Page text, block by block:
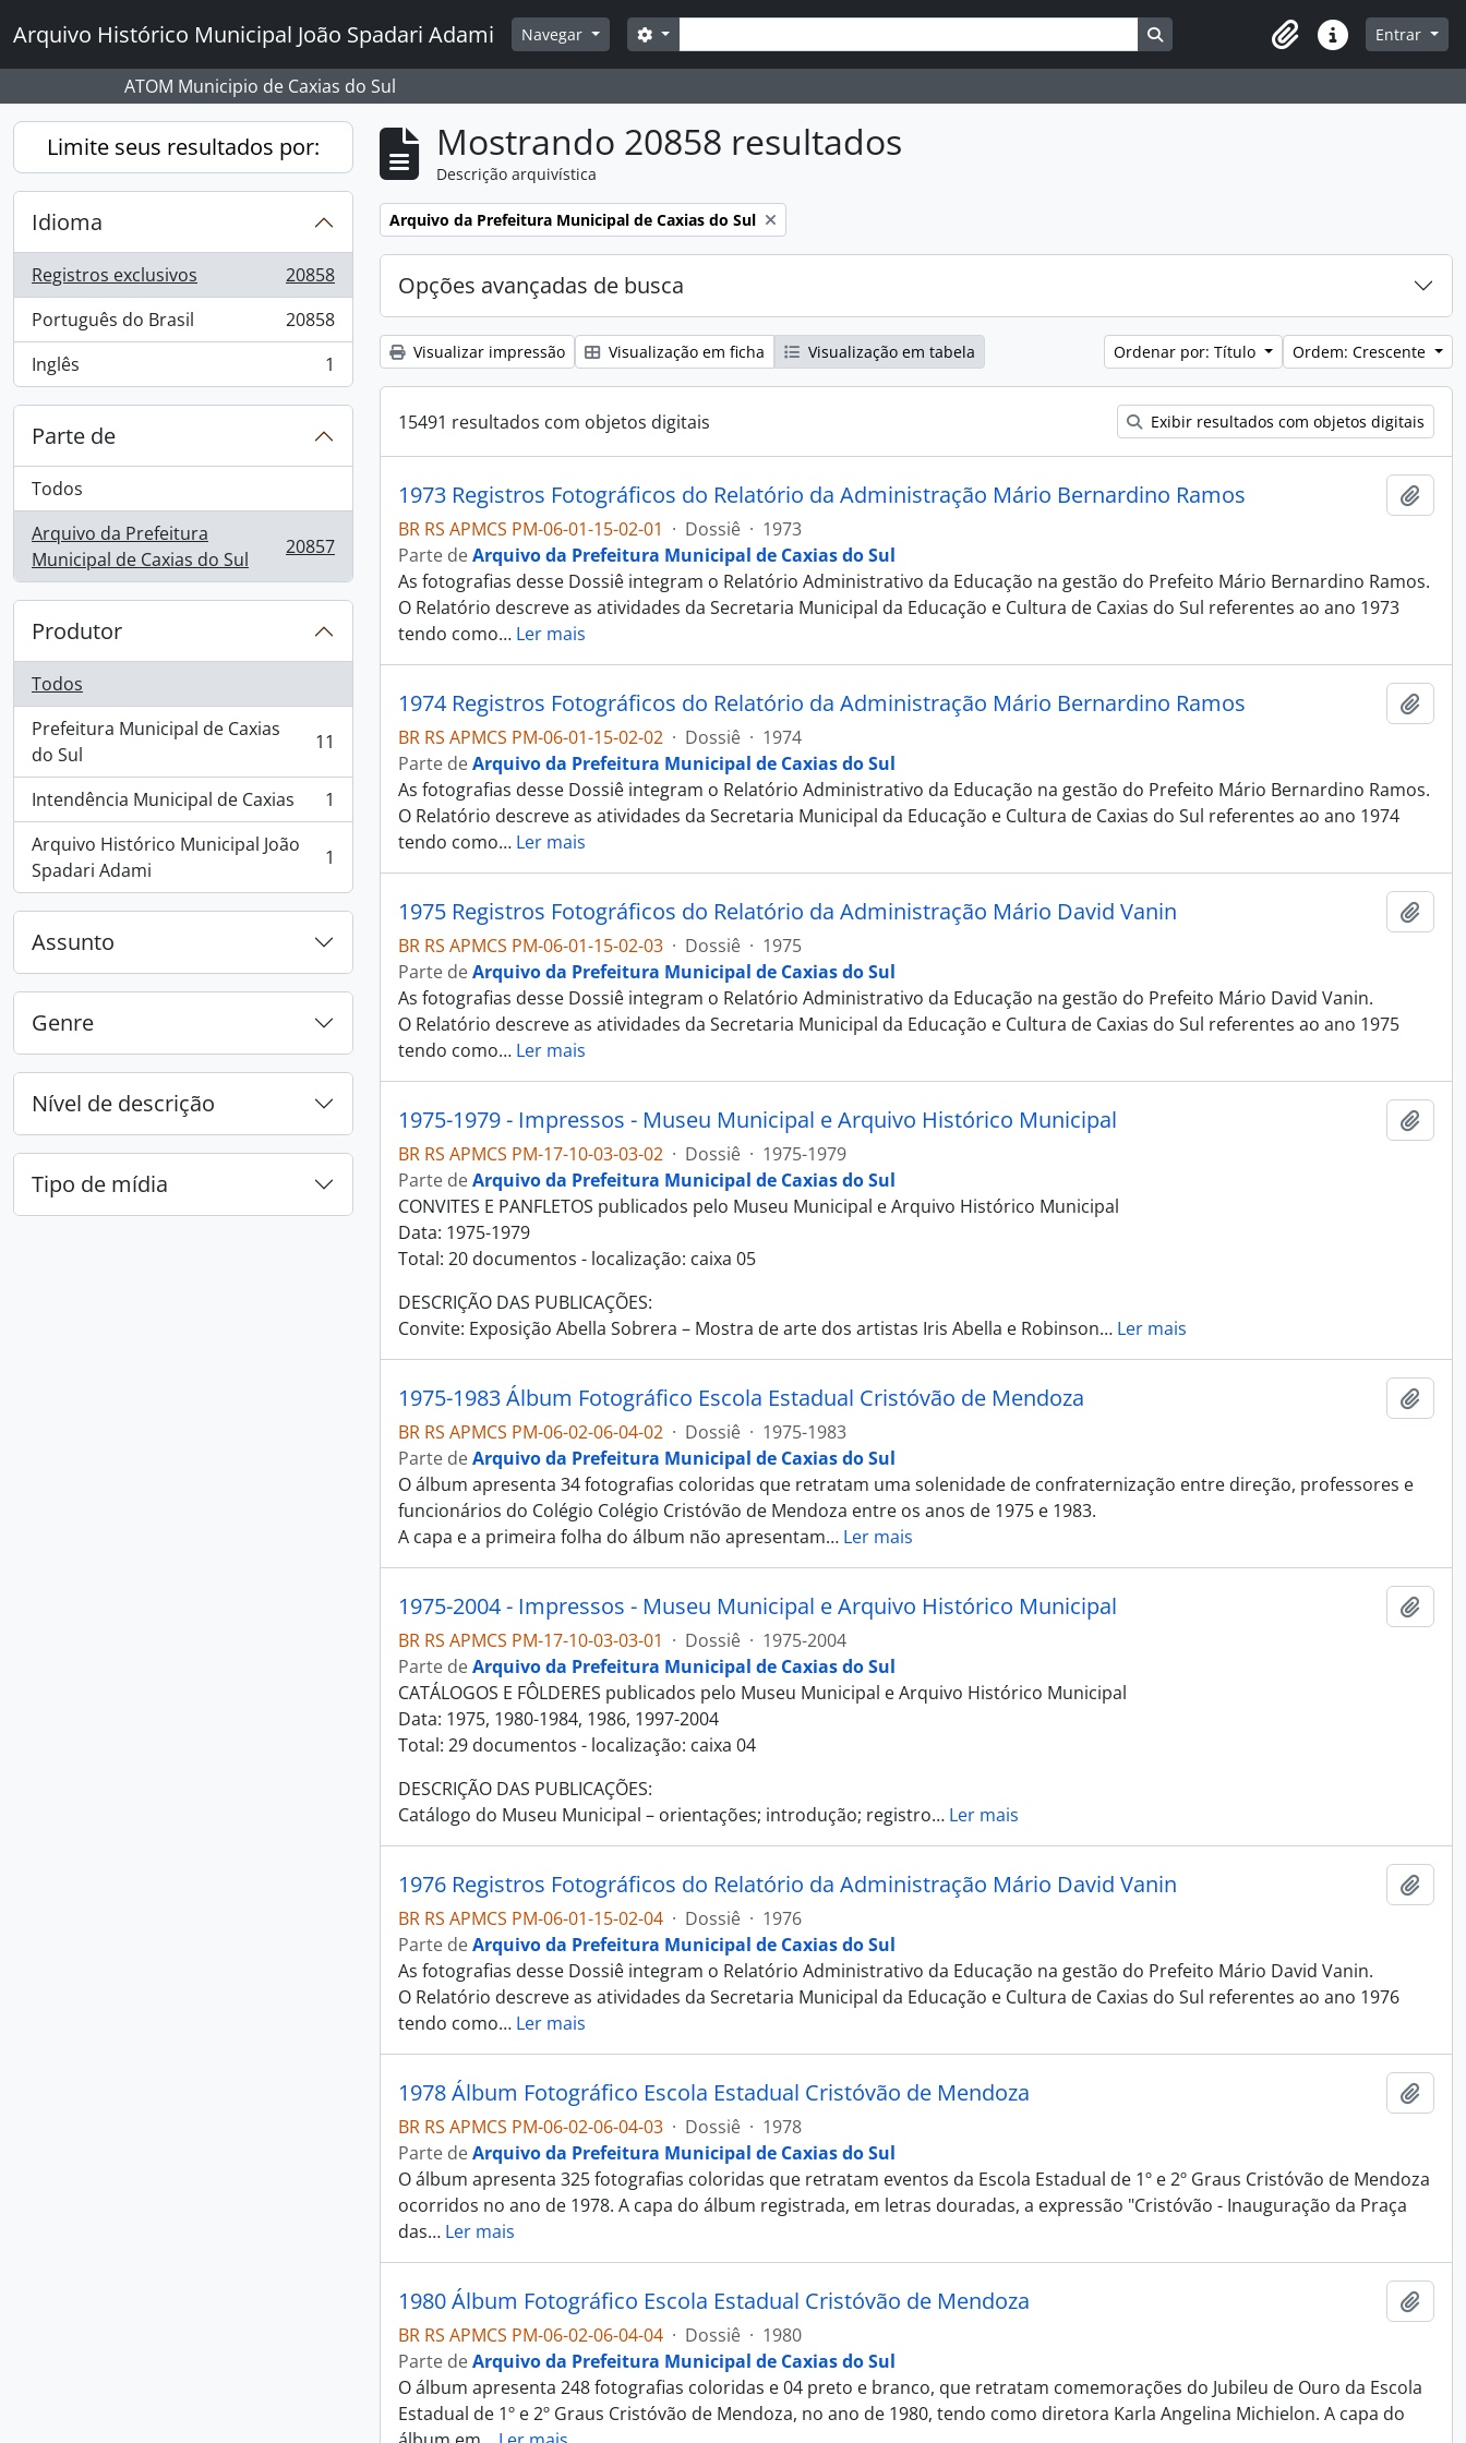
Arquivo Histórico Municipal João Spadari Adami Navegar Buscar
Opções de busca Busque na página de navegação
Atalhos Entrar
ATOM Municipio de Caxias do Sul
Limite seus resultados por:
Idioma
Registros exclusivos
, 20858 resultados
20858
Português do Brasil
, 20858 resultados
20858
Inglês
, 1 resultados 1
Parte de
Todos
Arquivo da Prefeitura
Municipal de Caxias do Sul
, 20857 resultados 20857
Produtor
Todos
Prefeitura Municipal de Caxias
do Sul
, 11 resultados 11
Intendência Municipal de Caxias
, 1 resultados
1
Arquivo Histórico Municipal João
Spadari Adami
, 1 resultados 1
Assunto
Genre
Nível de descrição
Tipo de mídia
Mostrando 20858 resultados
Descrição arquivística
Remover filtro:
Arquivo da Prefeitura Municipal de Caxias do Sul
Opções avançadas de busca
Visualizar impressão Visualização em ficha Visualização em tabela Ordenar por: Título Ordem: Crescente
15491 resultados com objetos digitais Exibir resultados com objetos digitais
1973 Registros Fotográficos do Relatório da Administração Mário Bernardino Ramos
BR RS APMCS PM-06-01-15-02-01 · Dossiê · 1973
Parte deArquivo da Prefeitura Municipal de Caxias do Sul
As fotografias desse Dossiê integram o Relatório Administrativo da Educação na gestão do Prefeito Mário Bernardino Ramos.
O Relatório descreve as atividades da Secretaria Municipal da Educação e Cultura de Caxias do Sul referentes ao ano 1973
tendo como… Ler mais
1974 Registros Fotográficos do Relatório da Administração Mário Bernardino Ramos
BR RS APMCS PM-06-01-15-02-02 · Dossiê · 1974
Parte deArquivo da Prefeitura Municipal de Caxias do Sul
As fotografias desse Dossiê integram o Relatório Administrativo da Educação na gestão do Prefeito Mário Bernardino Ramos.
O Relatório descreve as atividades da Secretaria Municipal da Educação e Cultura de Caxias do Sul referentes ao ano 1974
tendo como… Ler mais
1975 Registros Fotográficos do Relatório da Administração Mário David Vanin
BR RS APMCS PM-06-01-15-02-03 · Dossiê · 1975
Parte deArquivo da Prefeitura Municipal de Caxias do Sul
As fotografias desse Dossiê integram o Relatório Administrativo da Educação na gestão do Prefeito Mário David Vanin.
O Relatório descreve as atividades da Secretaria Municipal da Educação e Cultura de Caxias do Sul referentes ao ano 1975
tendo como… Ler mais
1975-1979 - Impressos - Museu Municipal e Arquivo Histórico Municipal
BR RS APMCS PM-17-10-03-03-02 · Dossiê · 1975-1979
Parte deArquivo da Prefeitura Municipal de Caxias do Sul
CONVITES E PANFLETOS publicados pelo Museu Municipal e Arquivo Histórico Municipal
Data: 1975-1979
Total: 20 documentos - localização: caixa 05
DESCRIÇÃO DAS PUBLICAÇÕES:
Convite: Exposição Abella Sobrera – Mostra de arte dos artistas Iris Abella e Robinson… Ler mais
1975-1983 Álbum Fotográfico Escola Estadual Cristóvão de Mendoza
BR RS APMCS PM-06-02-06-04-02 · Dossiê · 1975-1983
Parte deArquivo da Prefeitura Municipal de Caxias do Sul
O álbum apresenta 34 fotografias coloridas que retratam uma solenidade de confraternização entre direção, professores e
funcionários do Colégio Colégio Cristóvão de Mendoza entre os anos de 1975 e 1983.
A capa e a primeira folha do álbum não apresentam… Ler mais
1975-2004 - Impressos - Museu Municipal e Arquivo Histórico Municipal
BR RS APMCS PM-17-10-03-03-01 · Dossiê · 1975-2004
Parte deArquivo da Prefeitura Municipal de Caxias do Sul
CATÁLOGOS E FÔLDERES publicados pelo Museu Municipal e Arquivo Histórico Municipal
Data: 1975, 1980-1984, 1986, 1997-2004
Total: 29 documentos - localização: caixa 04
DESCRIÇÃO DAS PUBLICAÇÕES:
Catálogo do Museu Municipal – orientações; introdução; registro… Ler mais
1976 Registros Fotográficos do Relatório da Administração Mário David Vanin
BR RS APMCS PM-06-01-15-02-04 · Dossiê · 1976
Parte deArquivo da Prefeitura Municipal de Caxias do Sul
As fotografias desse Dossiê integram o Relatório Administrativo da Educação na gestão do Prefeito Mário David Vanin.
O Relatório descreve as atividades da Secretaria Municipal da Educação e Cultura de Caxias do Sul referentes ao ano 1976
tendo como… Ler mais
1978 Álbum Fotográfico Escola Estadual Cristóvão de Mendoza
BR RS APMCS PM-06-02-06-04-03 · Dossiê · 1978
Parte deArquivo da Prefeitura Municipal de Caxias do Sul
O álbum apresenta 325 fotografias coloridas que retratam eventos da Escola Estadual de 1º e 2º Graus Cristóvão de Mendoza
ocorridos no ano de 1978. A capa do álbum registrada, em letras douradas, a expressão "Cristóvão - Inauguração da Praça
das… Ler mais
1980 Álbum Fotográfico Escola Estadual Cristóvão de Mendoza
BR RS APMCS PM-06-02-06-04-04 · Dossiê · 1980
Parte deArquivo da Prefeitura Municipal de Caxias do Sul
O álbum apresenta 248 fotografias coloridas e 04 preto e branco, que retratam comemorações do Jubileu de Ouro da Escola
Estadual de 1º e 2º Graus Cristóvão de Mendoza, no ano de 1980, tendo como diretora Karla Angelina Michielon. A capa do